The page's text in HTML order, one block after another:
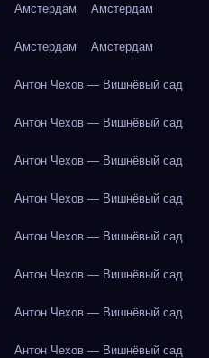
Амстердам Амстердам
Амстердам Амстердам
Антон Чехов — Вишнёвый сад
Антон Чехов — Вишнёвый сад
Антон Чехов — Вишнёвый сад
Антон Чехов — Вишнёвый сад
Антон Чехов — Вишнёвый сад
Антон Чехов — Вишнёвый сад
Антон Чехов — Вишнёвый сад
Антон Чехов — Вишнёвый сад